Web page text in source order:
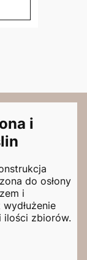
i
do osłony
i
ilości zbiorów.